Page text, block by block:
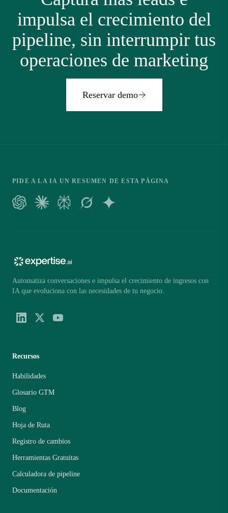
impulsa el crecimiento del
pipeline, sin interrumpir tus
operaciones de marketing
Reservar demo
PIDE A LA IA UN RESUMEN DE ESTA PÁGINA
Automatiza conversaciones e impulsa el crecimiento de ingresos con
IA que evoluciona con las necesidades de tu negocio.
Recursos
Habilidades
Glosario GTM
Blog
Hoja de Ruta
Registro de cambios
Herramientas Gratuitas
Calculadora de pipeline
Documentación